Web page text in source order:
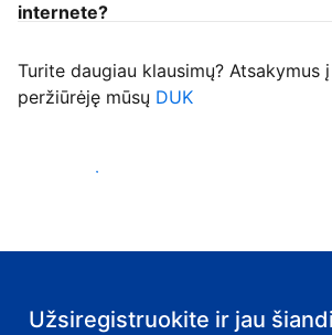
internete?
Turite daugiau klausimų? Atsakymus
peržiūrėję mūsų DUK
Priimti svečius
Užsiregistruokite ir jau